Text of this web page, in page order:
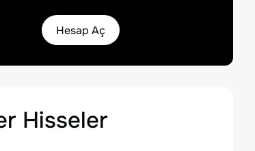
Hesap Aç
Hisseler